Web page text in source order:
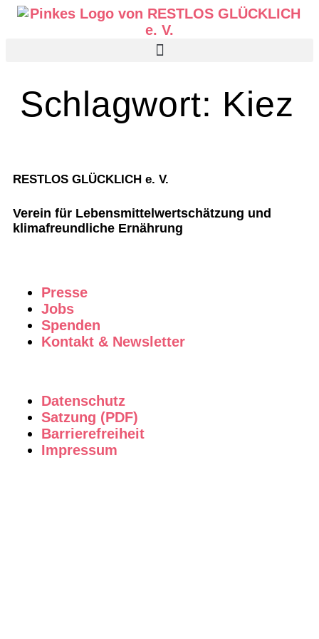
Schlagwort: Kiez
RESTLOS GLÜCKLICH e. V.
Verein für Lebensmittelwertschätzung und
klimafreundliche Ernährung
Presse
Jobs
Spenden
Kontakt & Newsletter
Datenschutz
Satzung (PDF)
Barrierefreiheit
Impressum